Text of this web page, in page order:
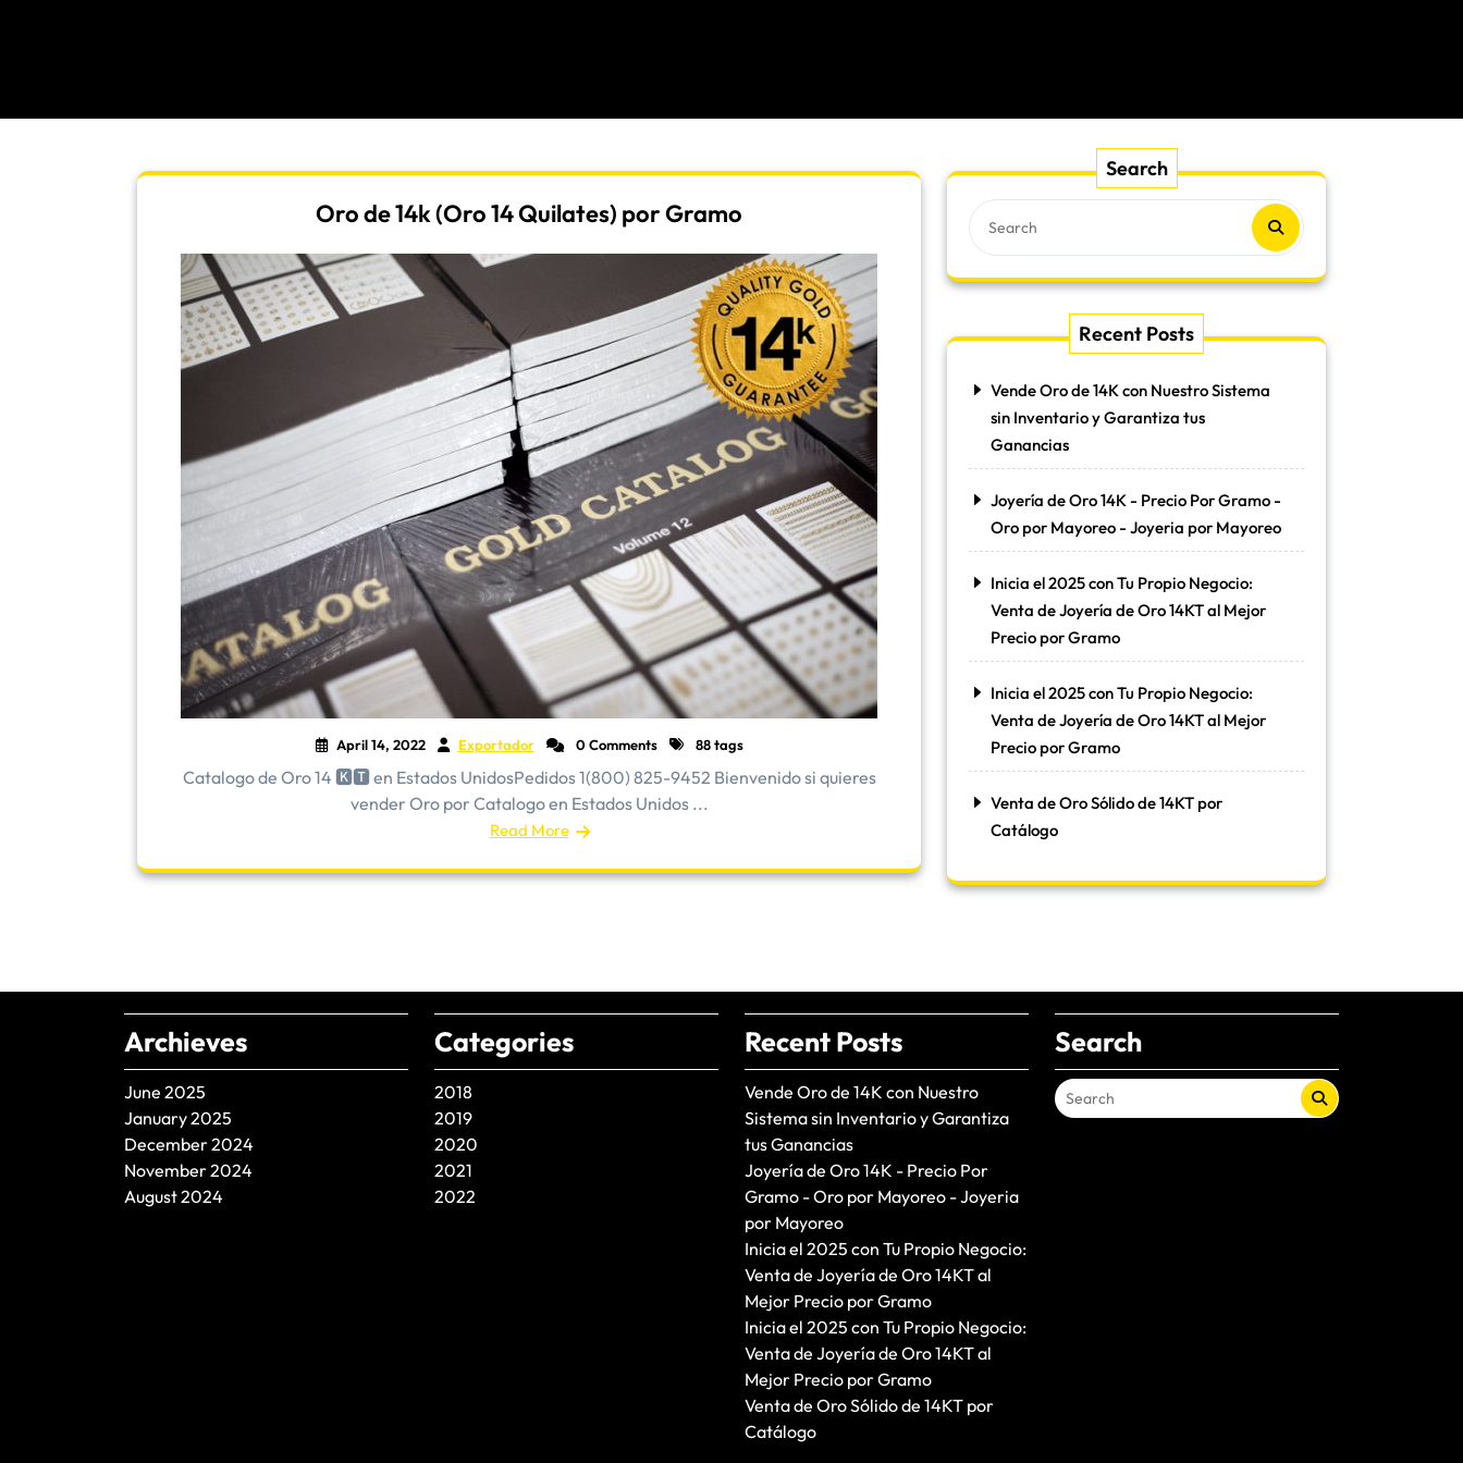
Oro de 14k (Oro 14 Quilates) por Gramo
April 14, 2022 Exportador 0 Comments 88 tags
Catalogo de Oro 14 🅺🆃 en Estados UnidosPedidos 1(800) 825-9452 Bienvenido si quieres
vender Oro por Catalogo en Estados Unidos ...
Read More
Search
Recent Posts
Vende Oro de 14K con Nuestro Sistema
sin Inventario y Garantiza tus
Ganancias
Joyería de Oro 14K - Precio Por Gramo -
Oro por Mayoreo - Joyeria por Mayoreo
Inicia el 2025 con Tu Propio Negocio:
Venta de Joyería de Oro 14KT al Mejor
Precio por Gramo
Inicia el 2025 con Tu Propio Negocio:
Venta de Joyería de Oro 14KT al Mejor
Precio por Gramo
Venta de Oro Sólido de 14KT por
Catálogo
Archieves
June 2025
January 2025
December 2024
November 2024
August 2024
Categories
2018
2019
2020
2021
2022
Recent Posts
Vende Oro de 14K con Nuestro
Sistema sin Inventario y Garantiza
tus Ganancias
Joyería de Oro 14K - Precio Por
Gramo - Oro por Mayoreo - Joyeria
por Mayoreo
Inicia el 2025 con Tu Propio Negocio:
Venta de Joyería de Oro 14KT al
Mejor Precio por Gramo
Inicia el 2025 con Tu Propio Negocio:
Venta de Joyería de Oro 14KT al
Mejor Precio por Gramo
Venta de Oro Sólido de 14KT por
Catálogo
Search